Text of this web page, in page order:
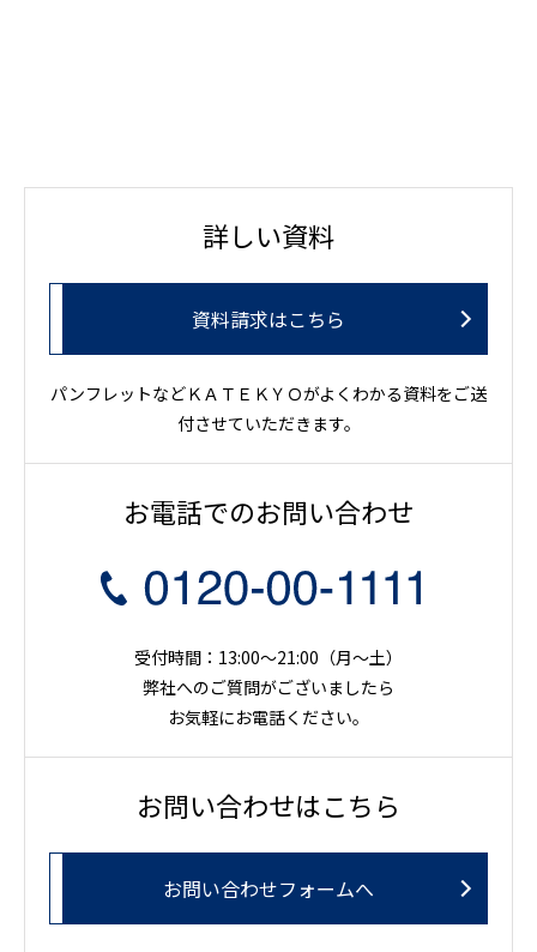
詳しい資料
資料請求はこちら
パンフレットなどＫＡＴＥＫＹＯがよくわかる資料をご送
付させていただきます。
お電話でのお問い合わせ
受付時間：13:00～21:00（月〜土）
弊社へのご質問がございましたら
お気軽にお電話ください。
お問い合わせはこちら
お問い合わせフォームへ